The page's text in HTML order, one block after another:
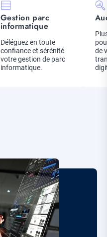
Picto
Titre
Gestion parc
informatique
Description
Déléguez en toute
confiance et sérénité
votre gestion de parc
informatique.
de